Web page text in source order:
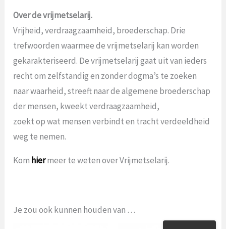
Over de vrijmetselarij.
Vrijheid, verdraagzaamheid, broederschap. Drie
trefwoorden waarmee de vrijmetselarij kan worden
gekarakteriseerd. De vrijmetselarij gaat uit van ieders
recht om zelfstandig en zonder dogma’s te zoeken
naar waarheid, streeft naar de algemene broederschap
der mensen, kweekt verdraagzaamheid,
zoekt op wat mensen verbindt en tracht verdeeldheid
weg te nemen.
Kom hiermeer te weten over Vrijmetselarij.
Je zou ook kunnen houden van …